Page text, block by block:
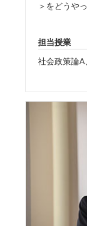
＞をどうや
担当授業
社会政策論